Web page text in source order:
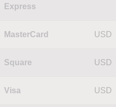
Express
MasterCard USD
Square USD
Visa USD